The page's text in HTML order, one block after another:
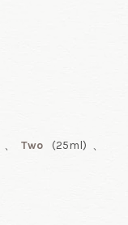
、Two (25ml) 、